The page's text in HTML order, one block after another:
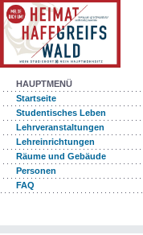
HAUPTMENÜ
Startseite
Studentisches Leben
Lehrveranstaltungen
Lehreinrichtungen
Räume und Gebäude
Personen
FAQ